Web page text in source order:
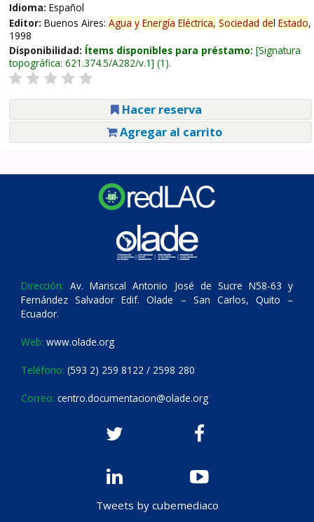
Idioma: Español
Editor: Buenos Aires: Agua y Energía Eléctrica, Sociedad del Estado,
1998
Disponibilidad: Ítems disponibles para préstamo: Signatura
topográfica: 621.374.5/A282/v.1 (1).
Hacer reserva
Agregar al carrito
Dirección: Av. Mariscal Antonio José de Sucre N58-63 y
Fernández Salvador Edif. Olade – San Carlos, Quito –
Ecuador.
Web: www.olade.org
Teléfono: (593 2) 259 8122 / 2598 280
Correo: centro.documentacion@olade.org
Tweets by cubemediaco